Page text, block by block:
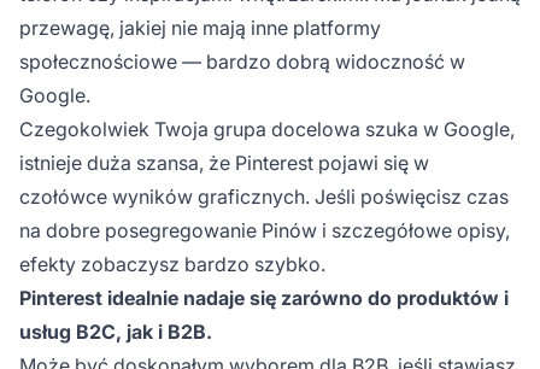
przewagę, jakiej nie mają inne platformy
społecznościowe — bardzo dobrą widoczność w
Google.
Czegokolwiek Twoja grupa docelowa szuka w Google,
istnieje duża szansa, że Pinterest pojawi się w
czołówce wyników graficznych. Jeśli poświęcisz czas
na dobre posegregowanie Pinów i szczegółowe opisy,
efekty zobaczysz bardzo szybko.
Pinterest idealnie nadaje się zarówno do produktów i
usług B2C, jak i B2B.